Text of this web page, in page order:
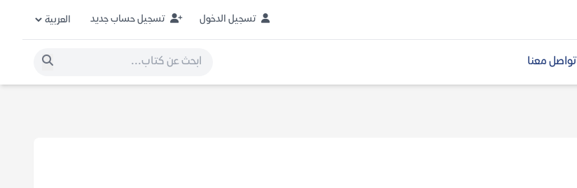
تسجيل الدخول تسجيل حساب جديد
تواصل معنا